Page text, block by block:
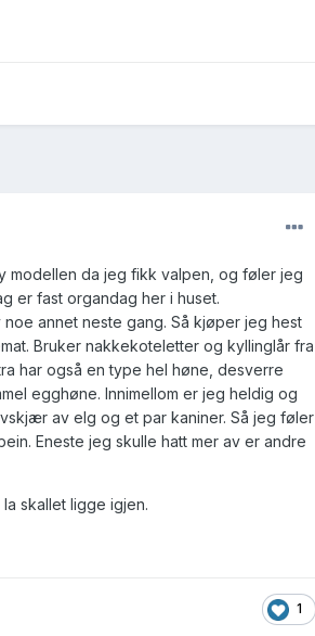
modellen da jeg fikk valpen, og føler jeg
er fast organdag her i huset.
annet neste gang. Så kjøper jeg hest
Bruker nakkekoteletter og kyllinglår fra
har også en type hel høne, desverre
egghøne. Innimellom er jeg heldig og
av elg og et par kaniner. Så jeg føler
Eneste jeg skulle hatt mer av er andre
skallet ligge igjen.
1